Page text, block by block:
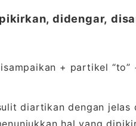
didengar,
+ partikel
diartikan dengan jelas
hal yang